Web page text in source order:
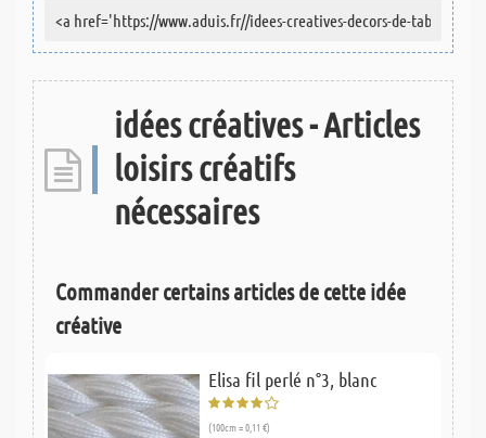
idées créatives - Articles
loisirs créatifs
nécessaires
Commander certains articles de cette idée
créative
Elisa fil perlé n°3, blanc
(100cm = 0,11 €)